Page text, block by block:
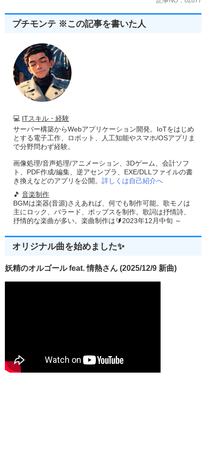
プチモンテ ※この記事を書いた人
💻 ITスキル・経験
サーバー構築からWebアプリケーション開発。IoTをはじめ
とする電子工作、ロボット、人工知能やスマホ/OSアプリま
で分野問わず経験。
画像処理/音声処理/アニメーション、3Dゲーム、会計ソフ
ト、PDF作成/編集、逆アセンブラ、EXE/DLLファイルの書
き換えなどのアプリを公開。 詳しくは自己紹介へ
🎵 音楽制作
BGMは楽器(音源)さえあれば、何でも制作可能。歌モノは
主にロック、バラード、ポップスを制作。歌詞は抒情詩、
抒情的な楽曲が多い。楽曲制作は🔰2023年12月中旬 ～
オリジナル曲を始めました✨
妖精のオルゴール feat. 情熱さん (2025/12/9 新曲)